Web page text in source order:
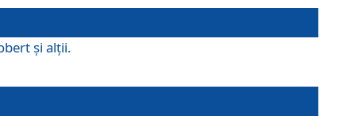
şi alţii.